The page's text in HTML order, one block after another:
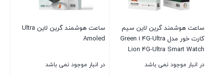
ساعت هوشمند گرین لاین سیم
کارت خور مدل 4G-Ultra ا Green
Lion 4G-Ultra Smart Watch
Android
در انبار موجود نمی باشد
ساعت هوشمند گرین لاین Ultra
Amoled
در انبار موجود نمی باشد